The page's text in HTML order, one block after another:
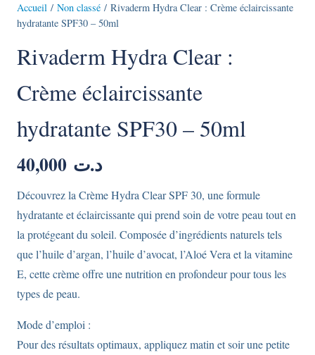
Accueil / Non classé / Rivaderm Hydra Clear : Crème éclaircissante
hydratante SPF30 – 50ml
Rivaderm Hydra Clear :
Crème éclaircissante
hydratante SPF30 – 50ml
د.ت
Découvrez la Crème Hydra Clear SPF 30, une formule
hydratante et éclaircissante qui prend soin de votre peau tout en
la protégeant du soleil. Composée d’ingrédients naturels tels
que l’huile d’argan, l’huile d’avocat, l’Aloé Vera et la vitamine
E, cette crème offre une nutrition en profondeur pour tous les
types de peau.
Mode d’emploi :
Pour des résultats optimaux, appliquez matin et soir une petite